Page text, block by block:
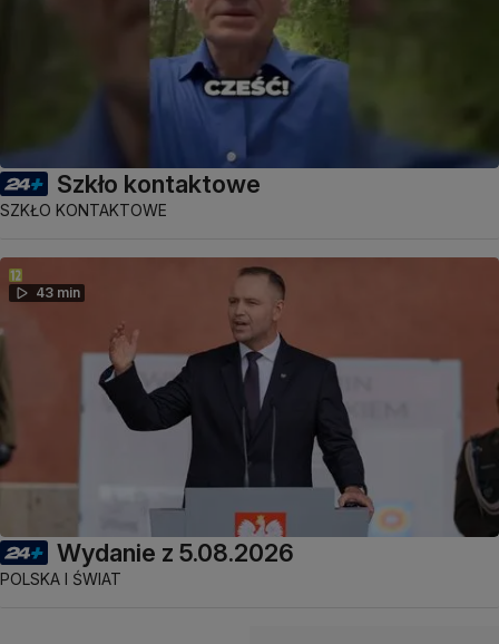
Szkło kontaktowe
SZKŁO KONTAKTOWE
43 min
Wydanie z 5.08.2026
POLSKA I ŚWIAT